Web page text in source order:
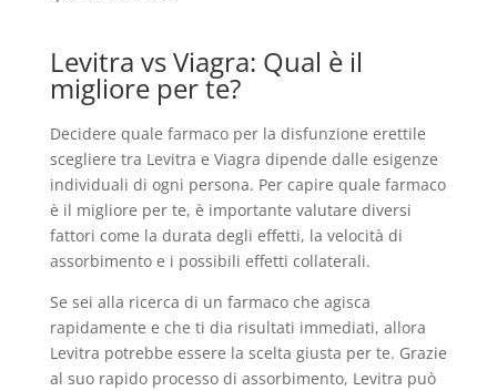
Levitra vs Viagra: Qual è il
migliore per te?
Decidere quale farmaco per la disfunzione erettile
scegliere tra Levitra e Viagra dipende dalle esigenze
individuali di ogni persona. Per capire quale farmaco
è il migliore per te, è importante valutare diversi
fattori come la durata degli effetti, la velocità di
assorbimento e i possibili effetti collaterali.
Se sei alla ricerca di un farmaco che agisca
rapidamente e che ti dia risultati immediati, allora
Levitra potrebbe essere la scelta giusta per te. Grazie
al suo rapido processo di assorbimento, Levitra può